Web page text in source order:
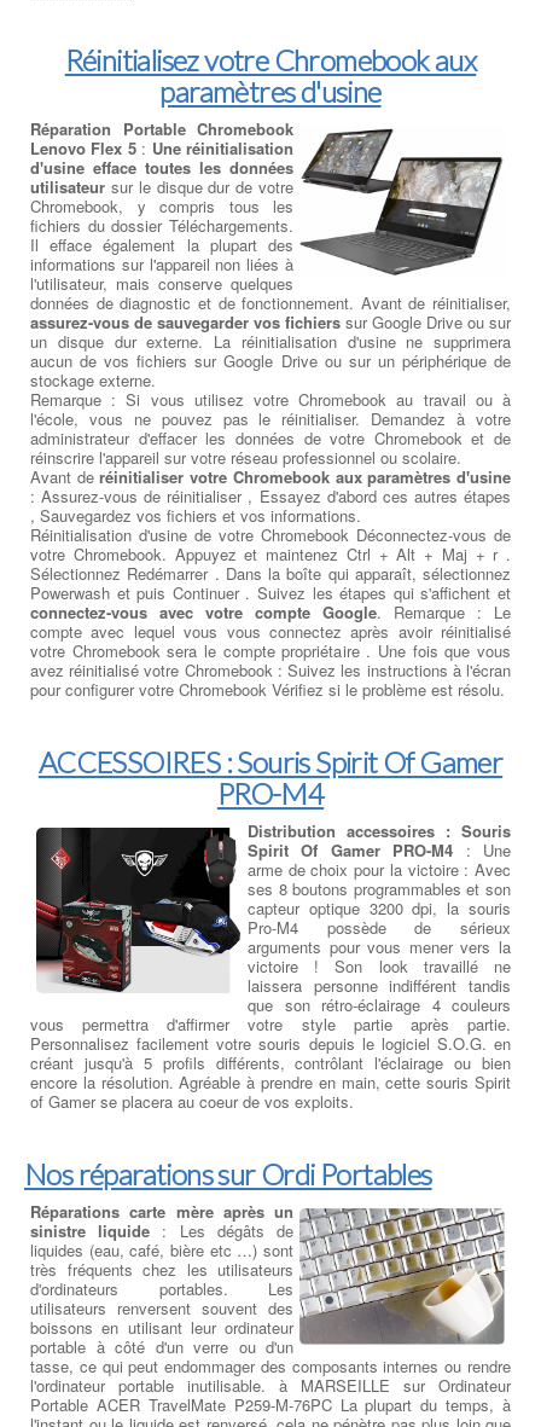
Réinitialisez votre Chromebook aux
paramètres d'usine
Réparation Portable Chromebook
Lenovo Flex 5: Une réinitialisation
d'usine efface toutes les données
utilisateur sur le disque dur de votre
Chromebook, y compris tous les
fichiers du dossier Téléchargements.
Il efface également la plupart des
informations sur l'appareil non liées à
l'utilisateur, mais conserve quelques
données de diagnostic et de fonctionnement. Avant de réinitialiser,
assurez-vous de sauvegarder vos fichiers sur Google Drive ou sur
un disque dur externe. La réinitialisation d'usine ne supprimera
aucun de vos fichiers sur Google Drive ou sur un périphérique de
stockage externe.
Remarque : Si vous utilisez votre Chromebook au travail ou à
l'école, vous ne pouvez pas le réinitialiser. Demandez à votre
administrateur d'effacer les données de votre Chromebook et de
réinscrire l'appareil sur votre réseau professionnel ou scolaire.
Avant deréinitialiser votre Chromebook aux paramètres d'usine
: Assurez-vous de réinitialiser , Essayez d'abord ces autres étapes
, Sauvegardez vos fichiers et vos informations.
Réinitialisation d'usine de votre Chromebook Déconnectez-vous de
votre Chromebook. Appuyez et maintenez Ctrl + Alt + Maj + r .
Sélectionnez Redémarrer . Dans la boîte qui apparaît, sélectionnez
Powerwash et puis Continuer . Suivez les étapes qui s'affichent et
connectez-vous avec votre compte Google. Remarque : Le
compte avec lequel vous vous connectez après avoir réinitialisé
votre Chromebook sera le compte propriétaire . Une fois que vous
avez réinitialisé votre Chromebook : Suivez les instructions à l'écran
pour configurer votre Chromebook Vérifiez si le problème est résolu.
ACCESSOIRES : Souris Spirit Of Gamer
PRO-M4
Distribution accessoires : Souris
Spirit Of Gamer PRO-M4 : Une
arme de choix pour la victoire : Avec
ses 8 boutons programmables et son
capteur optique 3200 dpi, la souris
Pro-M4 possède de sérieux
arguments pour vous mener vers la
victoire ! Son look travaillé ne
laissera personne indifférent tandis
que son rétro-éclairage 4 couleurs
vous permettra d'affirmer votre style partie après partie.
Personnalisez facilement votre souris depuis le logiciel S.O.G. en
créant jusqu'à 5 profils différents, contrôlant l'éclairage ou bien
encore la résolution. Agréable à prendre en main, cette souris Spirit
of Gamer se placera au coeur de vos exploits.
Nos réparations sur Ordi Portables
Réparations carte mère après un
sinistre liquide : Les dégâts de
liquides (eau, café, bière etc …) sont
très fréquents chez les utilisateurs
d'ordinateurs portables. Les
utilisateurs renversent souvent des
boissons en utilisant leur ordinateur
portable à côté d'un verre ou d'un
tasse, ce qui peut endommager des composants internes ou rendre
l'ordinateur portable inutilisable. à MARSEILLE sur Ordinateur
Portable ACER TravelMate P259-M-76PC La plupart du temps, à